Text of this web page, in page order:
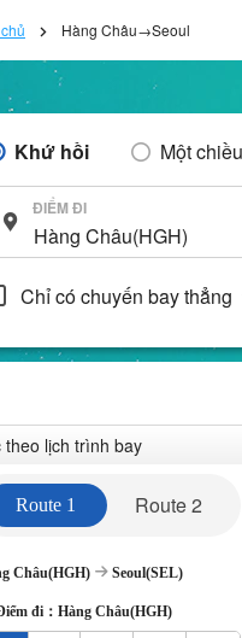
Hàng Châu→Seoul
Khứ hồi Một chiều
ĐIỂM ĐI
Chỉ có chuyến bay thẳng
theo lịch trình bay
Route 1 Route 2
Châu(HGH) Seoul(SEL)
đi： Hàng Châu(HGH)